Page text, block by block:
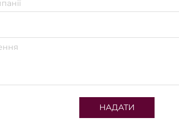
НАДАТИ